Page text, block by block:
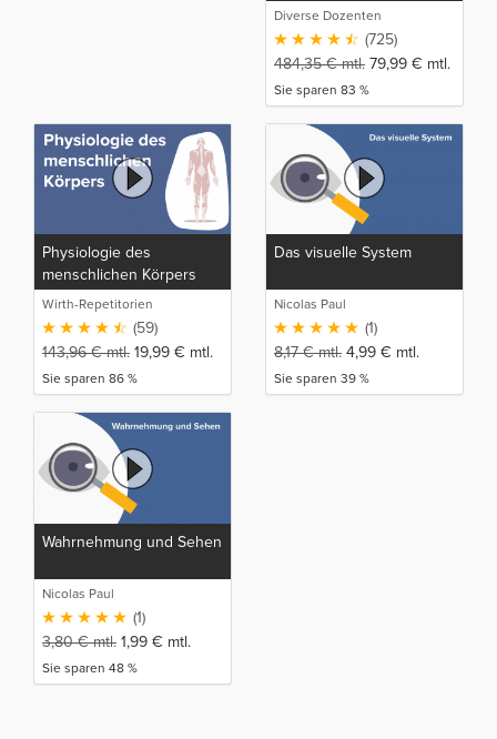
Diverse Dozenten
(725)
484,35€mtl. 79,99 € mtl.
Sie sparen 83 %
Physiologie des
menschlichen Körpers
Wirth-Repetitorien
(59)
143,96€mtl. 19,99 € mtl.
Sie sparen 86 %
Das visuelle System
Nicolas Paul
(1)
8,17€mtl. 4,99 € mtl.
Sie sparen 39 %
Wahrnehmung und Sehen
Nicolas Paul
(1)
3,80€mtl. 1,99 € mtl.
Sie sparen 48 %